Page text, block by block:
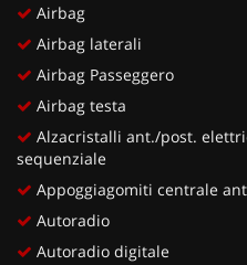
Airbag
Airbag laterali
Airbag Passeggero
Airbag testa
Alzacristalli ant./post.
sequenziale
Appoggiagomiti centrale
Autoradio
Autoradio digitale